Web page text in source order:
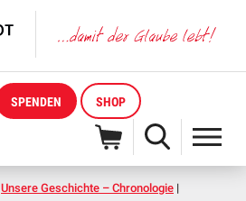
SPENDEN SHOP
Unsere Geschichte – Chronologie |